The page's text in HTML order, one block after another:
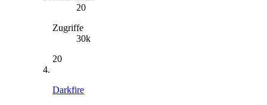
20
Zugriffe
30k
20
Darkfire